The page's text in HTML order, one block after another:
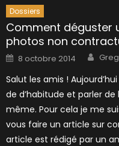
Dossiers
Comment déguster
photos non
Posted
on
8 octobre 2014 Greg
Salut les amis !
de d’habitude et parler
même. Pour cela je me
vous faire un article sur
article est rédigé par un